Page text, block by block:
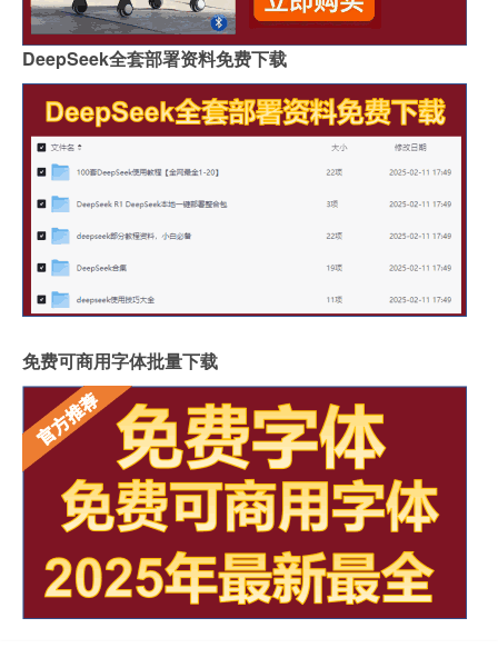
DeepSeek全套部署资料免费下载
免费可商用字体批量下载